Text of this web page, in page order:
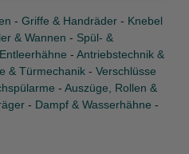
- Griffe & Handräder - Knebel
& Wannen - Spül- &
- Antriebstechnik &
& Türmechanik - Verschlüsse
- Auszüge, Rollen &
- Dampf & Wasserhähne -